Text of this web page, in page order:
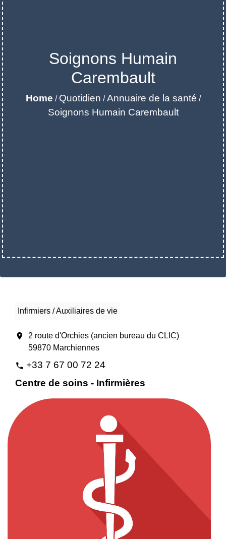
Soignons Humain
Carembault
Home / Quotidien /Annuaire de la santé /
Soignons Humain Carembault
Infirmiers / Auxiliaires de vie
location_on
2 route d'Orchies (ancien bureau du CLIC)
59870 Marchiennes
phone +33 7 67 00 72 24
Centre de soins - Infirmières